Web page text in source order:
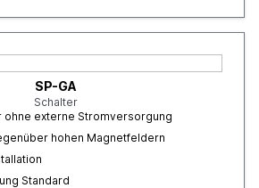
SP-GA
Schalter
ohne externe Stromversorgung
hohen Magnetfeldern
Standard